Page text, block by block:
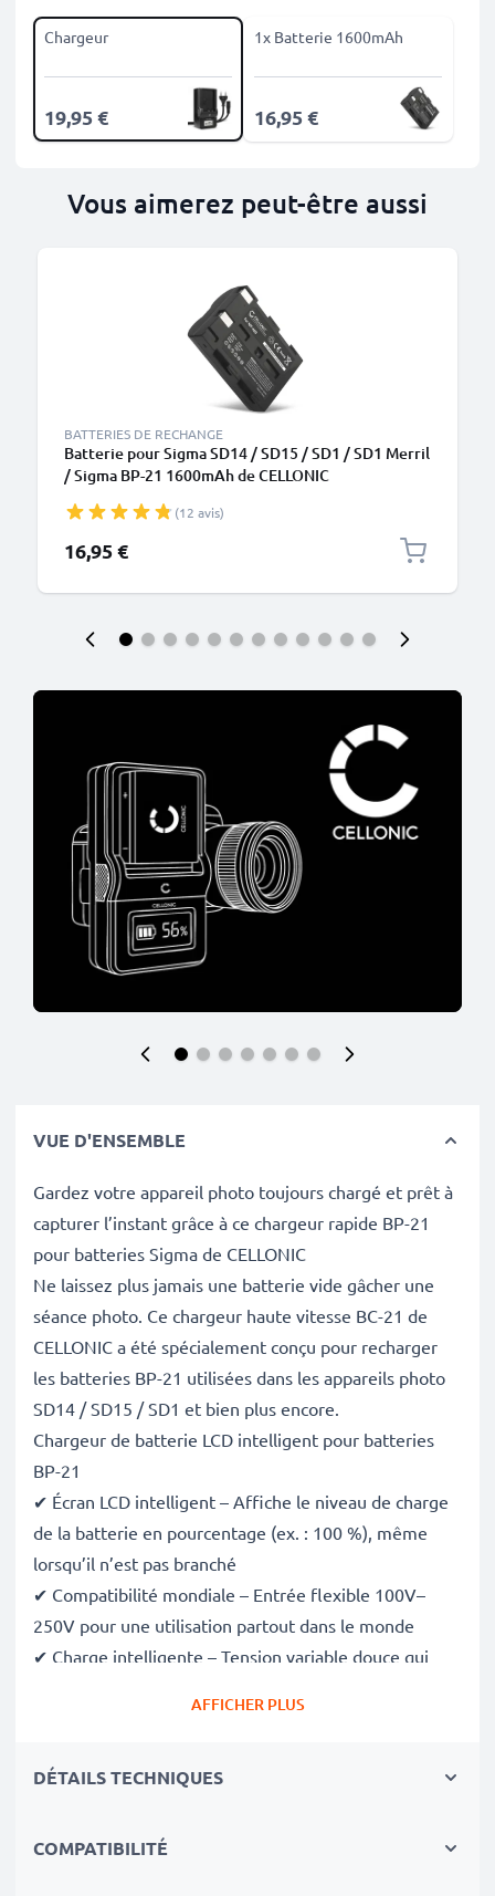
Chargeur
19,95 €
1x Batterie 1600mAh
16,95 €
Vous aimerez peut-être aussi
BATTERIES DE RECHANGE
Batterie pour Sigma SD14 / SD15 / SD1 / SD1 Merril
/ Sigma BP-21 1600mAh de CELLONIC
(12 avis)
16,95 €
VUE D'ENSEMBLE
Gardez votre appareil photo toujours chargé et prêt à
capturer l’instant grâce à ce chargeur rapide BP-21
pour batteries Sigma de CELLONIC
Ne laissez plus jamais une batterie vide gâcher une
séance photo. Ce chargeur haute vitesse BC-21 de
CELLONIC a été spécialement conçu pour recharger
les batteries BP-21 utilisées dans les appareils photo
SD14 / SD15 / SD1 et bien plus encore.
Chargeur de batterie LCD intelligent pour batteries
BP-21
✔ Écran LCD intelligent – Affiche le niveau de charge
de la batterie en pourcentage (ex. : 100 %), même
lorsqu’il n’est pas branché
✔ Compatibilité mondiale – Entrée flexible 100V–
250V pour une utilisation partout dans le monde
✔ Charge intelligente – Tension variable douce qui
surchauffe et les courts-circuits
✔ Compact et léger – Se glisse parfaitement dans
AFFICHER PLUS
DÉTAILS TECHNIQUES
COMPATIBILITÉ